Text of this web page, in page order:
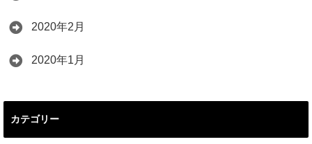
2020年2月
2020年1月
カテゴリー